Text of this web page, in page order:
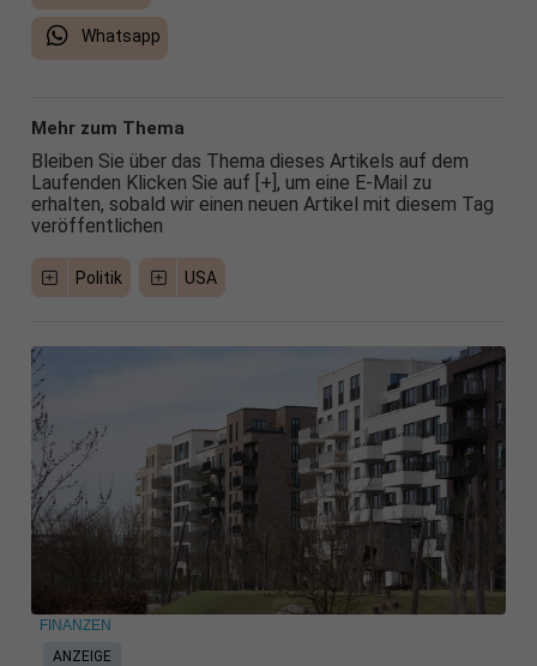
Whatsapp
Mehr zum Thema
Bleiben Sie über das Thema dieses Artikels auf dem
Laufenden Klicken Sie auf [+], um eine E-Mail zu
erhalten, sobald wir einen neuen Artikel mit diesem Tag
veröffentlichen
Politik USA
ANZEIGE
FINANZEN